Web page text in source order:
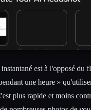
est à l'opposé du
une heure »
plus rapide et moins